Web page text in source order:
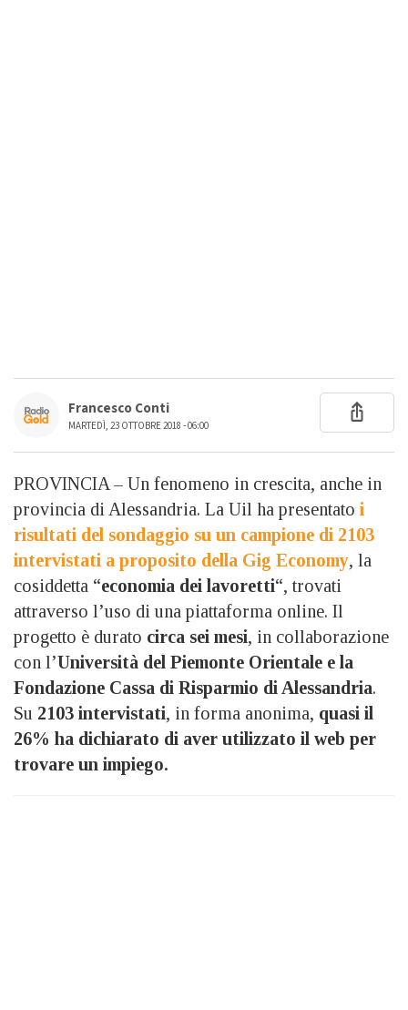
Francesco Conti
MARTEDÌ, 23 OTTOBRE 2018 - 06:00
PROVINCIA – Un fenomeno in crescita, anche in
provincia di Alessandria. La Uil ha presentato i
risultati del sondaggio su un campione di 2103
intervistati a proposito della Gig Economy, la
cosiddetta “economia dei lavoretti“, trovati
attraverso l’uso di una piattaforma online. Il
progetto è durato circa sei mesi, in collaborazione
con l’Università del Piemonte Orientale e la
Fondazione Cassa di Risparmio di Alessandria.
Su 2103 intervistati, in forma anonima, quasi il
26% ha dichiarato di aver utilizzato il web per
trovare un impiego.